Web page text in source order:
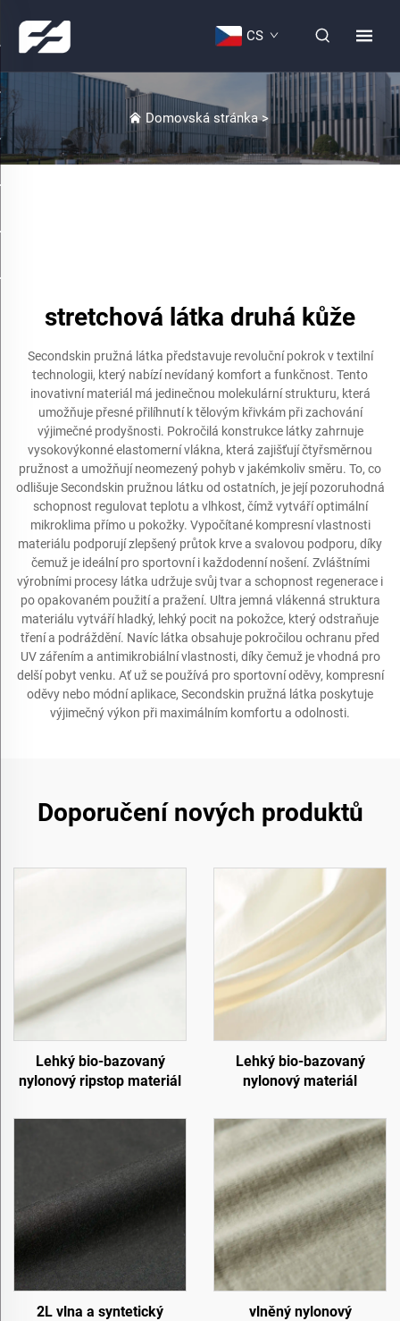
CS
Domovská stránka>
stretchová látka druhá kůže
Secondskin pružná látka představuje revoluční pokrok v textilní
technologii, který nabízí nevídaný komfort a funkčnost. Tento
inovativní materiál má jedinečnou molekulární strukturu, která
umožňuje přesné přilíhnutí k tělovým křivkám při zachování
výjimečné prodyšnosti. Pokročilá konstrukce látky zahrnuje
vysokovýkonné elastomerní vlákna, která zajišťují čtyřsměrnou
pružnost a umožňují neomezený pohyb v jakémkoliv směru. To, co
odlišuje Secondskin pružnou látku od ostatních, je její pozoruhodná
schopnost regulovat teplotu a vlhkost, čímž vytváří optimální
mikroklima přímo u pokožky. Vypočítané kompresní vlastnosti
materiálu podporují zlepšený průtok krve a svalovou podporu, díky
čemuž je ideální pro sportovní i každodenní nošení. Zvláštními
výrobními procesy látka udržuje svůj tvar a schopnost regenerace i
po opakovaném použití a pražení. Ultra jemná vlákenná struktura
materiálu vytváří hladký, lehký pocit na pokožce, který odstraňuje
tření a podráždění. Navíc látka obsahuje pokročilou ochranu před
UV zářením a antimikrobiální vlastnosti, díky čemuž je vhodná pro
delší pobyt venku. Ať už se používá pro sportovní oděvy, kompresní
oděvy nebo módní aplikace, Secondskin pružná látka poskytuje
výjimečný výkon při maximálním komfortu a odolnosti.
Doporučení nových produktů
Lehký bio-bazovaný
nylonový ripstop materiál
Lehký bio-bazovaný
nylonový materiál
2L vlna a syntetický
vlněný nylonový